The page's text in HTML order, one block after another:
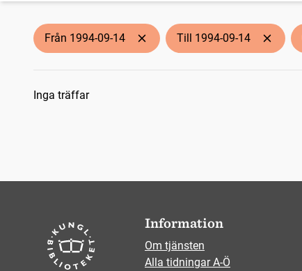
Från 1994-09-14 Till 1994-09-14
Sökresultat
Inga träffar
Information
Om tjänsten
Alla tidningar A-Ö